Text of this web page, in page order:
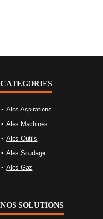
CATEGORIES
Ales Aspirations
Ales Machines
Ales Outils
Ales Soudage
Ales Gaz
NOS SOLUTIONS